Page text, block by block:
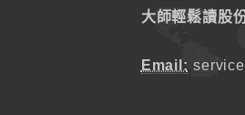
大師輕鬆讀股
Email: